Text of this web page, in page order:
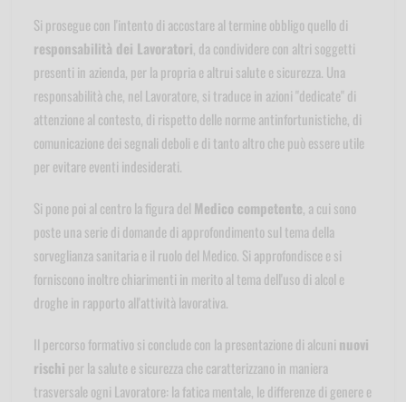
Si prosegue con l'intento di accostare al termine obbligo quello di
responsabilità dei Lavoratori, da condividere con altri soggetti
presenti in azienda, per la propria e altrui salute e sicurezza. Una
responsabilità che, nel Lavoratore, si traduce in azioni "dedicate" di
attenzione al contesto, di rispetto delle norme antinfortunistiche, di
comunicazione dei segnali deboli e di tanto altro che può essere utile
per evitare eventi indesiderati.
Si pone poi al centro la figura del Medico competente, a cui sono
poste una serie di domande di approfondimento sul tema della
sorveglianza sanitaria e il ruolo del Medico. Si approfondisce e si
forniscono inoltre chiarimenti in merito al tema dell'uso di alcol e
droghe in rapporto all'attività lavorativa.
Il percorso formativo si conclude con la presentazione di alcuni nuovi
rischi per la salute e sicurezza che caratterizzano in maniera
trasversale ogni Lavoratore: la fatica mentale, le differenze di genere e